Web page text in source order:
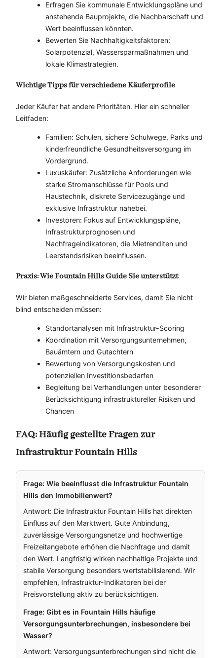
Erfragen Sie kommunale Entwicklungspläne und
anstehende Bauprojekte, die Nachbarschaft und
Wert beeinflussen könnten.
Bewerten Sie Nachhaltigkeitsfaktoren:
Solarpotenzial, Wassersparmaßnahmen und
lokale Klimastrategien.
Wichtige Tipps für verschiedene Käuferprofile
Jeder Käufer hat andere Prioritäten. Hier ein schneller
Leitfaden:
Familien: Schulen, sichere Schulwege, Parks und
kinderfreundliche Gesundheitsversorgung im
Vordergrund.
Luxuskäufer: Zusätzliche Anforderungen wie
starke Stromanschlüsse für Pools und
Haustechnik, diskrete Servicezugänge und
exklusive Infrastruktur nahebei.
Investoren: Fokus auf Entwicklungspläne,
Infrastrukturprognosen und
Nachfrageindikatoren, die Mietrenditen und
Leerstandsrisiken beeinflussen.
Praxis: Wie Fountain Hills Guide Sie unterstützt
Wir bieten maßgeschneiderte Services, damit Sie nicht
blind entscheiden müssen:
Standortanalysen mit Infrastruktur-Scoring
Koordination mit Versorgungsunternehmen,
Bauämtern und Gutachtern
Bewertung von Versorgungskosten und
potenziellen Investitionsbedarfen
Begleitung bei Verhandlungen unter besonderer
Berücksichtigung infrastruktureller Risiken und
Chancen
FAQ: Häufig gestellte Fragen zur
Infrastruktur Fountain Hills
Frage: Wie beeinflusst die Infrastruktur Fountain
Hills den Immobilienwert?
Antwort: Die Infrastruktur Fountain Hills hat direkten
Einfluss auf den Marktwert. Gute Anbindung,
zuverlässige Versorgungsnetze und hochwertige
Freizeitangebote erhöhen die Nachfrage und damit
den Wert. Langfristig wirken nachhaltige Projekte und
stabile Versorgung besonders wertstabilisierend. Wir
empfehlen, Infrastruktur-Indikatoren bei der
Preisvorstellung aktiv zu berücksichtigen.
Frage: Gibt es in Fountain Hills häufige
Versorgungsunterbrechungen, insbesondere bei
Wasser?
Antwort: Versorgungsunterbrechungen sind nicht die